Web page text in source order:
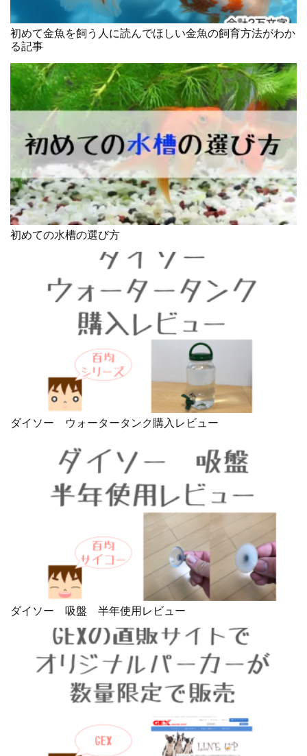
初めて金魚を飼う人に読んでほしい金魚の飼育方法がわか
る記事
初めての水槽の選び方
ダイソー ウォータータンク購入レビュー
ダイソー 吸盤 半年使用レビュー